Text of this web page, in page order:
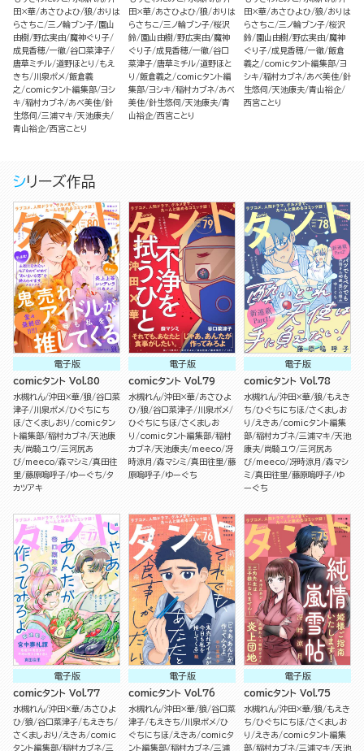
田×華 あさひよひ 狼 おりは
らさちこ 三ノ輪ブン子 園山
由樹 野広実由 魔神ぐり子
成見香穂 一徹 谷口菜津子
唐草ミチル 道野ほとり
もえ
きち
川泉ポメ 飯倉義
之
comicタント編集部 ヨシ
キ 稲村カブネ あべ美佳 針
生悠伺 三浦マキ 天池康夫
青山裕企 西宮ことり
田×華 あさひよひ 狼 おりは
らさちこ 三ノ輪ブン子 桜沢
鈴 園山由樹 野広実由 魔神
ぐり子 成見香穂 一徹 谷口
菜津子 唐草ミチル 道野ほと
り
飯倉義之
comicタント編
集部 ヨシキ 稲村カブネ あべ
美佳 針生悠伺 天池康夫 青
山裕企 西宮ことり
田×華 あさひよひ 狼 おりは
らさちこ 三ノ輪ブン子 桜沢
鈴 園山由樹 野広実由 魔神
ぐり子 成見香穂 一徹 飯倉
義之
comicタント編集部 ヨ
シキ 稲村カブネ あべ美佳 針
生悠伺 天池康夫 青山裕企
西宮ことり
シリーズ作品
電子版
comicタント Vol.80
水槻れん 沖田×華 狼 谷口菜
津子 川泉ポメ ひぐちにち
ほ さくましおり
comicタン
ト編集部 稲村カブネ 天池康
夫 尚騎ユウ 三河尻あ
び meeco 森マシミ 真田往
里 藤原嗚呼子 ゆーぐち タ
カツアキ
電子版
comicタント Vol.79
水槻れん 沖田×華 あさひよ
ひ 狼 谷口菜津子 川泉ポメ
ひぐちにちほ さくましお
り
comicタント編集部 稲村
カブネ 天池康夫 meeco 冴
時涼月
森マシミ 真田往里 藤
原嗚呼子 ゆーぐち
電子版
comicタント Vol.78
水槻れん 沖田×華 狼 もえき
ち ひぐちにちほ さくましお
り
えきあ
comicタント編集
部 稲村カブネ 三浦マキ 天池
康夫 尚騎ユウ 三河尻あ
び meeco 冴時涼月
森マシ
ミ 真田往里 藤原嗚呼子 ゆ
ーぐち
電子版
comicタント Vol.77
水槻れん 沖田×華 あさひよ
ひ 狼 谷口菜津子 もえきち
さくましおり
えきあ
comic
タント編集部 稲村カブネ 三
電子版
comicタント Vol.76
水槻れん 沖田×華 狼 谷口菜
津子 もえきち 川泉ポメ ひ
ぐちにちほ
えきあ
comicタ
ント編集部 稲村カブネ 三浦
電子版
comicタント Vol.75
水槻れん 沖田×華 狼 もえき
ち ひぐちにちほ さくましお
り
えきあ
comicタント編集
部 稲村カブネ 三浦マキ 天池